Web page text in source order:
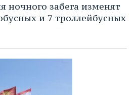
ночного забега изменят
и 7 троллейбусных